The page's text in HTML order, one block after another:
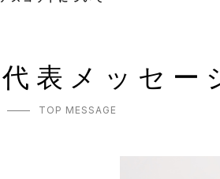
代表メッセー
TOP MESSAGE